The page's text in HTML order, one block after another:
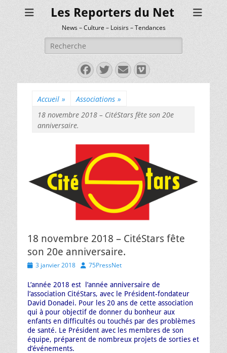
Les Reporters du Net
News – Culture – Loisirs – Tendances
Rechercher :
Facebook
Twitter
E-
mail
Vimeo
Accueil » Associations »
18 novembre 2018 – CitéStars fête son 20e
anniversaire.
18 novembre 2018 – CitéStars fête
son 20e anniversaire.
Posted3 janvier 2018 Author
75PressNet
L’année 2018 est l’année anniversaire de
l’association CitéStars, avec le Président-fondateur
David Donadei. Pour les 20 ans de cette association
qui à pour objectif de donner du bonheur aux
enfants en difficultés ou touchés par des problèmes
de santé. Le Président avec les membres de son
équipe, préparent de nombreux projets de sorties et
d’événements.